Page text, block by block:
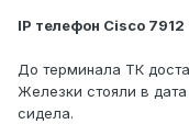
IP телефон Cisco 7912
До терминала ТК
Железки стояли в
сидела.